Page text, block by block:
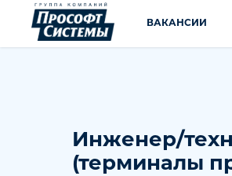
ВАКАНСИИ
Инженер/
(терминалы